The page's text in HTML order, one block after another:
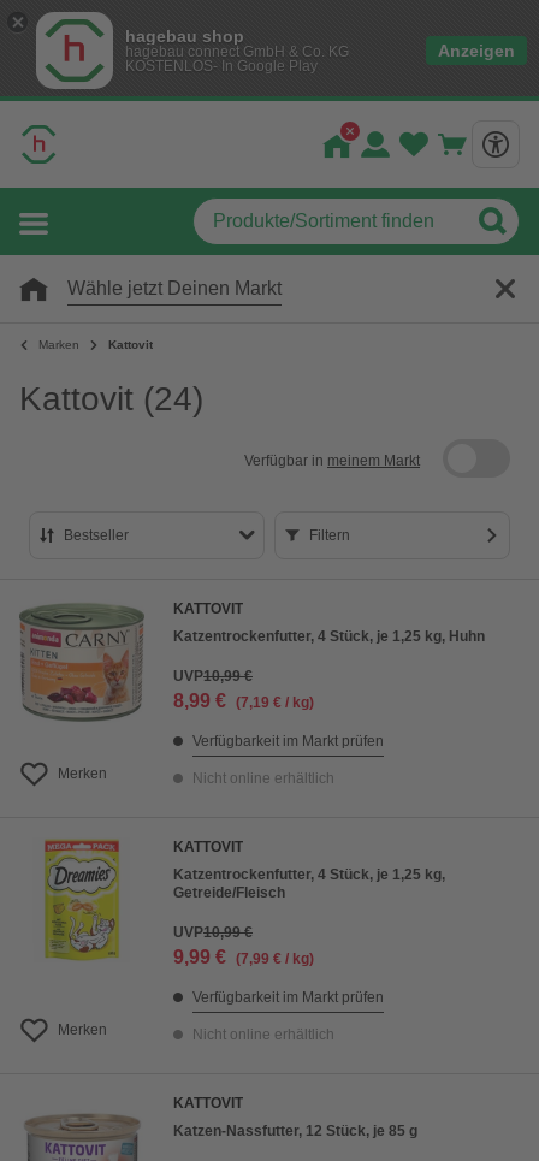
hagebau shop
hagebau connect GmbH & Co. KG
KOSTENLOS- In Google Play
Anzeigen
Wähle jetzt Deinen Markt
Marken Kattovit
Kattovit (24)
Verfügbar in meinem Markt
Bestseller
Preis aufsteigend
Preis absteigend
Bewertung
Filtern
Merken
KATTOVIT
Katzentrockenfutter, 4 Stück, je 1,25 kg, Huhn
UVP10,99 €
8,99 € (7,19 € / kg)
Verfügbarkeit im Markt prüfen
Nicht online erhältlich
Merken
KATTOVIT
Katzentrockenfutter, 4 Stück, je 1,25 kg,
Getreide/Fleisch
UVP10,99 €
9,99 € (7,99 € / kg)
Verfügbarkeit im Markt prüfen
Nicht online erhältlich
KATTOVIT
Katzen-Nassfutter, 12 Stück, je 85 g